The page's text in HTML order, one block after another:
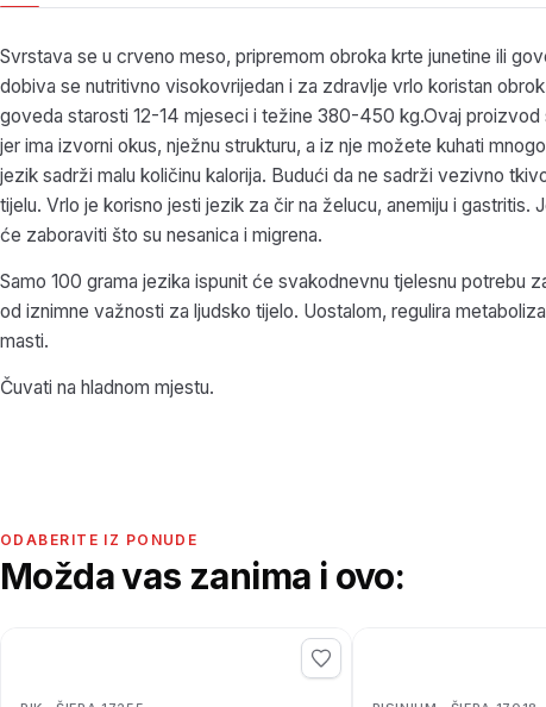
Svrstava se u crveno meso, pripremom obroka krte junetine ili
dobiva se nutritivno visokovrijedan i za zdravlje vrlo koristan
goveda starosti 12-14 mjeseci i težine 380-450 kg.Ovaj proizvod
jer ima izvorni okus, nježnu strukturu, a iz nje možete kuhati
jezik sadrži malu količinu kalorija. Budući da ne sadrži vezivno
tijelu. Vrlo je korisno jesti jezik za čir na želucu, anemiju i gastritis.
će zaboraviti što su nesanica i migrena.
Samo 100 grama jezika ispunit će svakodnevnu tjelesnu potrebu
od iznimne važnosti za ljudsko tijelo. Uostalom, regulira
masti.
Čuvati na hladnom mjestu.
ODABERITE IZ PONUDE
Možda vas zanima i ovo: